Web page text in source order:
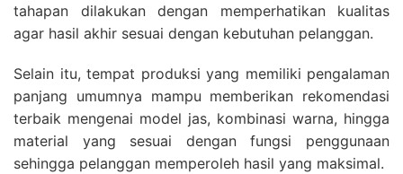
tahapan dilakukan dengan memperhatikan kualitas
agar hasil akhir sesuai dengan kebutuhan pelanggan.
Selain itu, tempat produksi yang memiliki pengalaman
panjang umumnya mampu memberikan rekomendasi
terbaik mengenai model jas, kombinasi warna, hingga
material yang sesuai dengan fungsi penggunaan
sehingga pelanggan memperoleh hasil yang maksimal.